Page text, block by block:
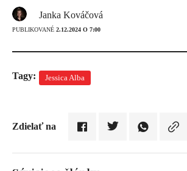
Janka Kováčová
PUBLIKOVANÉ 2.12.2024 O 7:00
Tagy: Jessica Alba
Zdielať na